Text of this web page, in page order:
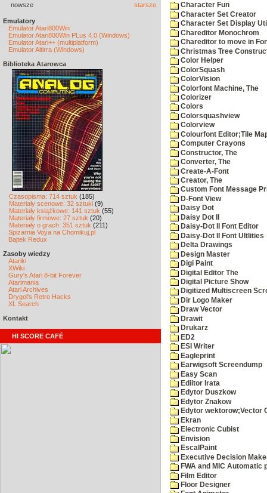
nowsze starsze
Emulatory
Emulator Atari800Win
Emulator Atari800Win PLus 4.0 (Windows)
Emulator Atari++ (multiplatform)
Emulator Altirra (Windows)
Biblioteka Atarowca
Czasopisma: 714 sztuk (185)
Materiały scenowe: 32 sztuki (9)
Materiały książkowe: 141 sztuk (55)
Materiały firmowe: 27 sztuk (20)
Materiały o grach: 351 sztuk (211)
Spiżarnia Voya na Chomikuj.pl
Bajtek Redux
Zasoby wiedzy
Atariki
XWiki
Gury's Atari 8-bit Forever
Atarimania
Atari Archives
Drygol's Retro Hacks
XL Search
Kontakt
HI SCORE CAFÉ
Character Fun
Character Set Creator
Character Set Display
Chareditor Monochrom
Chareditor to move in
Christmas Tree
Color Helper
ColorSquash
ColorVision
Colorfont Machine, The
Colorizer
Colors
Colorsquashview
Colorview
Colourfont Editor;Tile
Computer Crayons
Constructor, The
Converter, The
Create-A-Font
Creator, The
Custom Font Message
D-Font View
Daisy Dot
Daisy Dot II
Daisy-Dot II Font Editor
Daisy-Dot II Font Ultlities
Delta Drawings
Design Master
Digi Paint
Digital Editor The
Digital Picture Show
Digitized Multiscreen
Dir Logo Maker
Draw Vector
Drawit
Drukarz
ED2
ESI Writer
Eagleprint
Earwigsoft Screendump
Easy Scan
Ediitor Irata
Edytor Duszkow
Edytor Znakow
Edytor wektorow;Vector
Ekran
Electronic Cubist
Envision
EscalPaint
Executive Decision
FWA and MIC
Film Editor
Floor Designer